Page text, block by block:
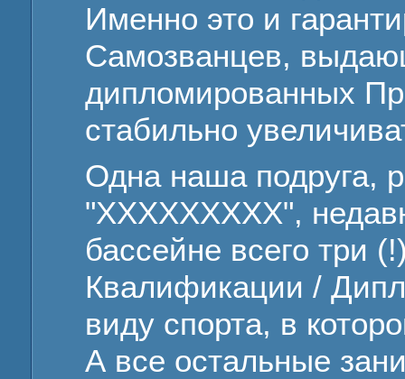
Именно это и
Самозванцев,
дипломированных
стабильно
Одна наша подруга,
"ХХХХХХХХХ",
бассейне всего три
Квалификации /
виду спорта, в
А все остальные